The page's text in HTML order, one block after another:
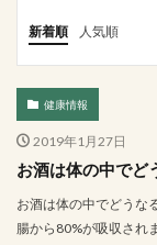
新着順 人気順
健康情報
2019年1月27日
お酒は体の中でど
お酒は体の中でどうな
腸から80%が吸収され